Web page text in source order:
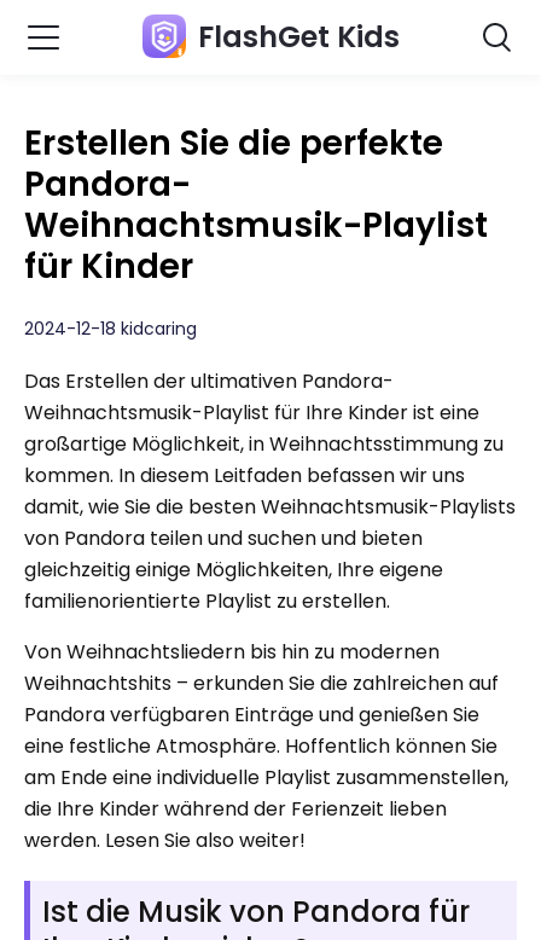
FlashGet Kids
Erstellen Sie die perfekte
Pandora-
Weihnachtsmusik-Playlist
für Kinder
2024-12-18 kidcaring
Das Erstellen der ultimativen Pandora-
Weihnachtsmusik-Playlist für Ihre Kinder ist eine
großartige Möglichkeit, in Weihnachtsstimmung zu
kommen. In diesem Leitfaden befassen wir uns
damit, wie Sie die besten Weihnachtsmusik-Playlists
von Pandora teilen und suchen und bieten
gleichzeitig einige Möglichkeiten, Ihre eigene
familienorientierte Playlist zu erstellen.
Von Weihnachtsliedern bis hin zu modernen
Weihnachtshits – erkunden Sie die zahlreichen auf
Pandora verfügbaren Einträge und genießen Sie
eine festliche Atmosphäre. Hoffentlich können Sie
am Ende eine individuelle Playlist zusammenstellen,
die Ihre Kinder während der Ferienzeit lieben
werden. Lesen Sie also weiter!
Ist die Musik von Pandora für